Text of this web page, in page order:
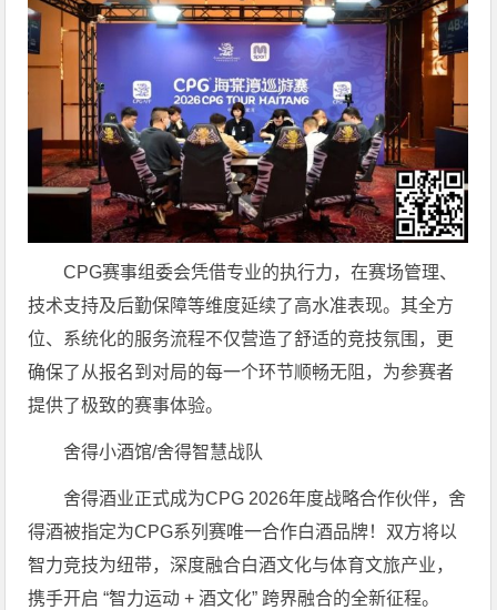
CPG赛事组委会凭借专业的执行力，在赛场管理、
技术支持及后勤保障等维度延续了高水准表现。其全方
位、系统化的服务流程不仅营造了舒适的竞技氛围，更
确保了从报名到对局的每一个环节顺畅无阻，为参赛者
提供了极致的赛事体验。
舍得小酒馆/舍得智慧战队
舍得酒业正式成为CPG 2026年度战略合作伙伴，舍
得酒被指定为CPG系列赛唯一合作白酒品牌！双方将以
智力竞技为纽带，深度融合白酒文化与体育文旅产业，
携手开启 “智力运动 + 酒文化” 跨界融合的全新征程。